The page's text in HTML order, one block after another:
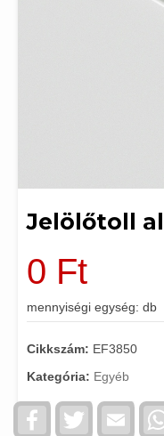
Jelölőtoll
0 Ft
mennyiségi egység: db
Cikkszám: EF3850
Kategória: Egyéb
FacebookTwitter